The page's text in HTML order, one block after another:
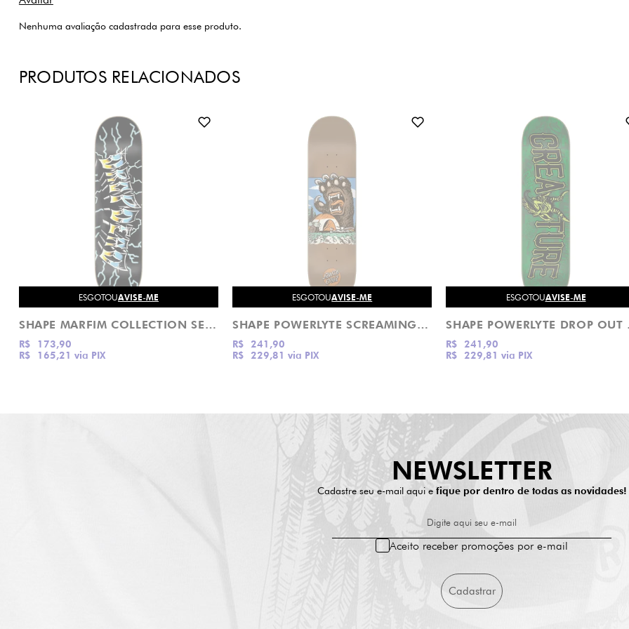
Nenhuma avaliação cadastrada para esse produto.
PRODUTOS RELACIONADOS
ESGOTOUAVISE-ME
SHAPE MARFIM COLLECTION SERIE AWAKE DROP DEAD
R$ 165,21 via PIX
R$ 173,90
ESGOTOUAVISE-ME
SHAPE POWERLYTE SCREAMING GRIZZLY BIRCH SANTA CRUZ
R$ 229,81 via PIX
R$ 241,90
ESGOTOUAVISE-ME
R$ 229,81 via PIX
R$ 241,90
NEWSLETTER
Cadastre seu e-mail aqui e fique por dentro de todas as novidades!
Digite aqui seu e-mail
Cadastrar
Aceito receber promoções por e-mail